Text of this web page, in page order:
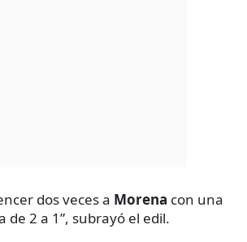
dos veces a Morena con una
de 2 a 1”, subrayó el edil.